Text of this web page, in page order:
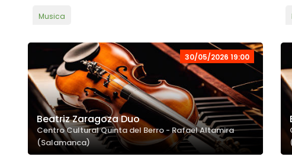
Musica
30/05/2026 19:00
Beatriz Zaragoza Duo
Centro Cultural Quinta del Berro - Rafael Altamira
(Salamanca)